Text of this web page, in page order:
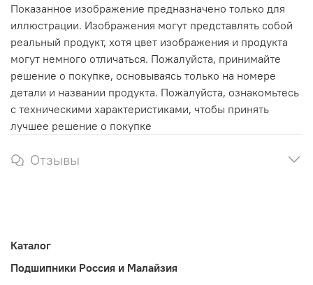
Показанное изображение предназначено только для
иллюстрации. Изображения могут представлять собой
реальный продукт, хотя цвет изображения и продукта
могут немного отличаться. Пожалуйста, принимайте
решение о покупке, основываясь только на номере
детали и названии продукта. Пожалуйста, ознакомьтесь
с техническими характеристиками, чтобы принять
лучшее решение о покупке
Отзывы
Каталог
Подшипники Россия и Малайзия